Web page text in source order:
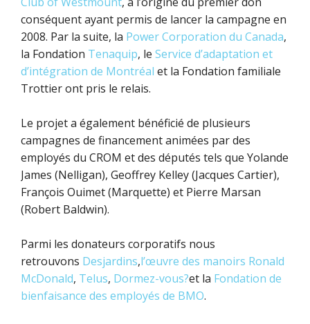
conséquent ayant permis de lancer la campagne en
2008. Par la suite, la Power Corporation du Canada,
la Fondation Tenaquip, le Service d’adaptation et
d’intégration de Montréal et la Fondation familiale
Trottier ont pris le relais.
Le projet a également bénéficié de plusieurs
campagnes de financement animées par des
employés du CROM et des députés tels que Yolande
James (Nelligan), Geoffrey Kelley (Jacques Cartier),
François Ouimet (Marquette) et Pierre Marsan
(Robert Baldwin).
Parmi les donateurs corporatifs nous
retrouvons Desjardins,l’œuvre des manoirs Ronald
McDonald, Telus, Dormez-vous?et la Fondation de
bienfaisance des employés de BMO.